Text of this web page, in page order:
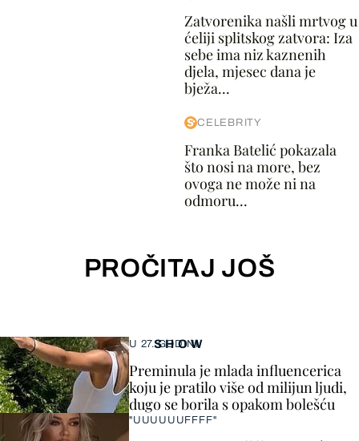
Zatvorenika našli mrtvog u
ćeliji splitskog zatvora: Iza
sebe ima niz kaznenih
djela, mjesec dana je
bježa...
CELEBRITY
Franka Batelić pokazala
što nosi na more, bez
ovoga ne može ni na
odmoru...
PROČITAJ JOŠ
SHOW
U 27. GODINI
Preminula je mlada influencerica
koju je pratilo više od milijun ljudi,
dugo se borila s opakom bolešću
"UUUUUUFFFF"